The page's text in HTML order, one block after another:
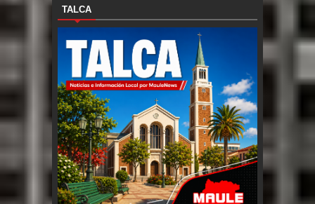
TALCA